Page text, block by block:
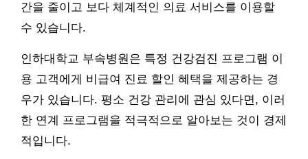
간을 줄이고 보다 체계적인 의료 서비스를 이용할
수 있습니다.
인하대학교 부속병원은 특정 건강검진 프로그램 이
용 고객에게 비급여 진료 할인 혜택을 제공하는 경
우가 있습니다. 평소 건강 관리에 관심 있다면, 이러
한 연계 프로그램을 적극적으로 알아보는 것이 경제
적입니다.